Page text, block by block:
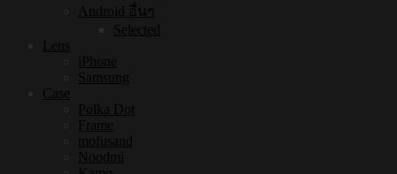
Android อื่นๆ
Selected
Lens
iPhone
Samsung
Case
Polka Dot
Frame
mofusand
Noodmi